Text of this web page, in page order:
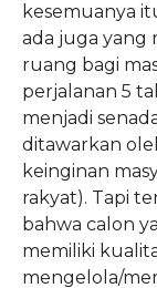
kesemuanya
ada juga yang
ruang bagi
perjalanan 5
menjadi
ditawarkan
keinginan
rakyat). Tapi
bahwa calon
memiliki
mengelola/